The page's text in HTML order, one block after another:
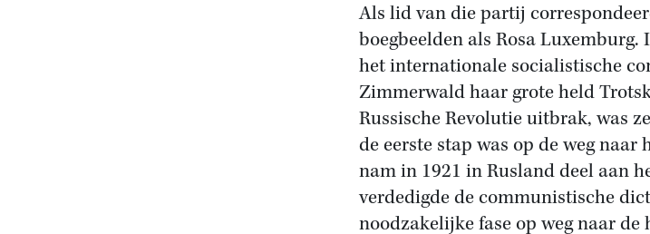
Als lid van die partij
boegbeelden als Rosa Luxemburg.
het internationale socialistische
Zimmerwald haar grote held
Russische Revolutie uitbrak, was
de eerste stap was op de weg
nam in 1921 in Rusland deel aan
verdedigde de communistische
noodzakelijke fase op weg naar de